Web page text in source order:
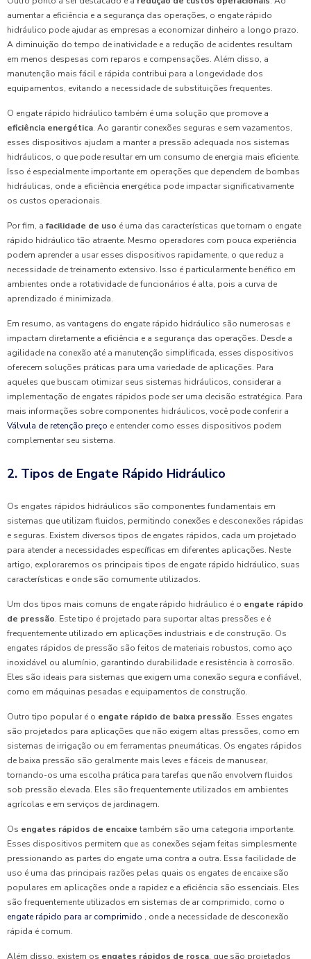
aumentar a eficiência e a segurança das operações, o engate rápido
hidráulico pode ajudar as empresas a economizar dinheiro a longo prazo.
A diminuição do tempo de inatividade e a redução de acidentes resultam
em menos despesas com reparos e compensações. Além disso, a
manutenção mais fácil e rápida contribui para a longevidade dos
equipamentos, evitando a necessidade de substituições frequentes.
O engate rápido hidráulico também é uma solução que promove a
eficiência energética. Ao garantir conexões seguras e sem vazamentos,
esses dispositivos ajudam a manter a pressão adequada nos sistemas
hidráulicos, o que pode resultar em um consumo de energia mais eficiente.
Isso é especialmente importante em operações que dependem de bombas
hidráulicas, onde a eficiência energética pode impactar significativamente
os custos operacionais.
Por fim, afacilidade de uso é uma das características que tornam o engate
rápido hidráulico tão atraente. Mesmo operadores com pouca experiência
podem aprender a usar esses dispositivos rapidamente, o que reduz a
necessidade de treinamento extensivo. Isso é particularmente benéfico em
ambientes onde a rotatividade de funcionários é alta, pois a curva de
aprendizado é minimizada.
Em resumo, as vantagens do engate rápido hidráulico são numerosas e
impactam diretamente a eficiência e a segurança das operações. Desde a
agilidade na conexão até a manutenção simplificada, esses dispositivos
oferecem soluções práticas para uma variedade de aplicações. Para
aqueles que buscam otimizar seus sistemas hidráulicos, considerar a
implementação de engates rápidos pode ser uma decisão estratégica. Para
mais informações sobre componentes hidráulicos, você pode conferir a
Válvula de retenção preço e entender como esses dispositivos podem
complementar seu sistema.
2. Tipos de Engate Rápido Hidráulico
Os engates rápidos hidráulicos são componentes fundamentais em
sistemas que utilizam fluidos, permitindo conexões e desconexões rápidas
e seguras. Existem diversos tipos de engates rápidos, cada um projetado
para atender a necessidades específicas em diferentes aplicações. Neste
artigo, exploraremos os principais tipos de engate rápido hidráulico, suas
características e onde são comumente utilizados.
Um dos tipos mais comuns de engate rápido hidráulico é o engate rápido
de pressão. Este tipo é projetado para suportar altas pressões e é
frequentemente utilizado em aplicações industriais e de construção. Os
engates rápidos de pressão são feitos de materiais robustos, como aço
inoxidável ou alumínio, garantindo durabilidade e resistência à corrosão.
Eles são ideais para sistemas que exigem uma conexão segura e confiável,
como em máquinas pesadas e equipamentos de construção.
Outro tipo popular é o engate rápido de baixa pressão. Esses engates
são projetados para aplicações que não exigem altas pressões, como em
sistemas de irrigação ou em ferramentas pneumáticas. Os engates rápidos
de baixa pressão são geralmente mais leves e fáceis de manusear,
tornando-os uma escolha prática para tarefas que não envolvem fluidos
sob pressão elevada. Eles são frequentemente utilizados em ambientes
agrícolas e em serviços de jardinagem.
Os engates rápidos de encaixe também são uma categoria importante.
Esses dispositivos permitem que as conexões sejam feitas simplesmente
pressionando as partes do engate uma contra a outra. Essa facilidade de
uso é uma das principais razões pelas quais os engates de encaixe são
populares em aplicações onde a rapidez e a eficiência são essenciais. Eles
são frequentemente utilizados em sistemas de ar comprimido, como o
engate rápido para ar comprimido , onde a necessidade de desconexão
rápida é comum.
Além disso, existem os engates rápidos de rosca, que são projetados